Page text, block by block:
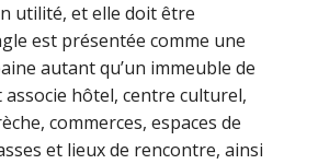
utilité, et elle doit être
est présentée comme une
autant qu’un immeuble de
hôtel, centre culturel,
commerces, espaces de
et lieux de rencontre, ainsi